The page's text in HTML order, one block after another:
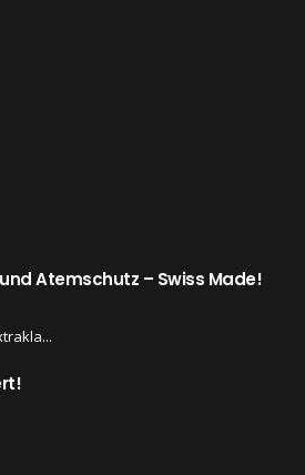
Atemschutz – Swiss Made!